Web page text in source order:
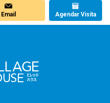
Email Agendar Visita